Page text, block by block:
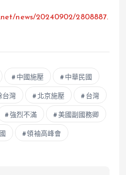
news/20240902/2808887.
中國施壓 中華民國
台灣 北京施壓 台灣
強烈不滿 美國副國務卿
領袖高峰會